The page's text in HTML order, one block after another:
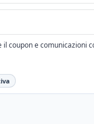
il coupon e comunicazioni